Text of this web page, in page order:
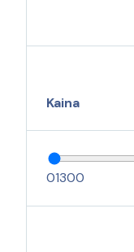
Kaina
01300